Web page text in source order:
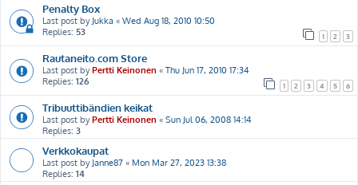
Penalty Box
Last post by Jukka « Wed Aug 18, 2010 10:50
Replies: 53 1 2 3
Rautaneito.com Store
Last post byPertti Keinonen « Thu Jun 17, 2010 17:34
Replies: 126 1 2 3 4 5 6
Tribuuttibändien keikat
Last post byPertti Keinonen « Sun Jul 06, 2008 14:14
Replies: 3
Verkkokaupat
Last post by Janne87 « Mon Mar 27, 2023 13:38
Replies: 14